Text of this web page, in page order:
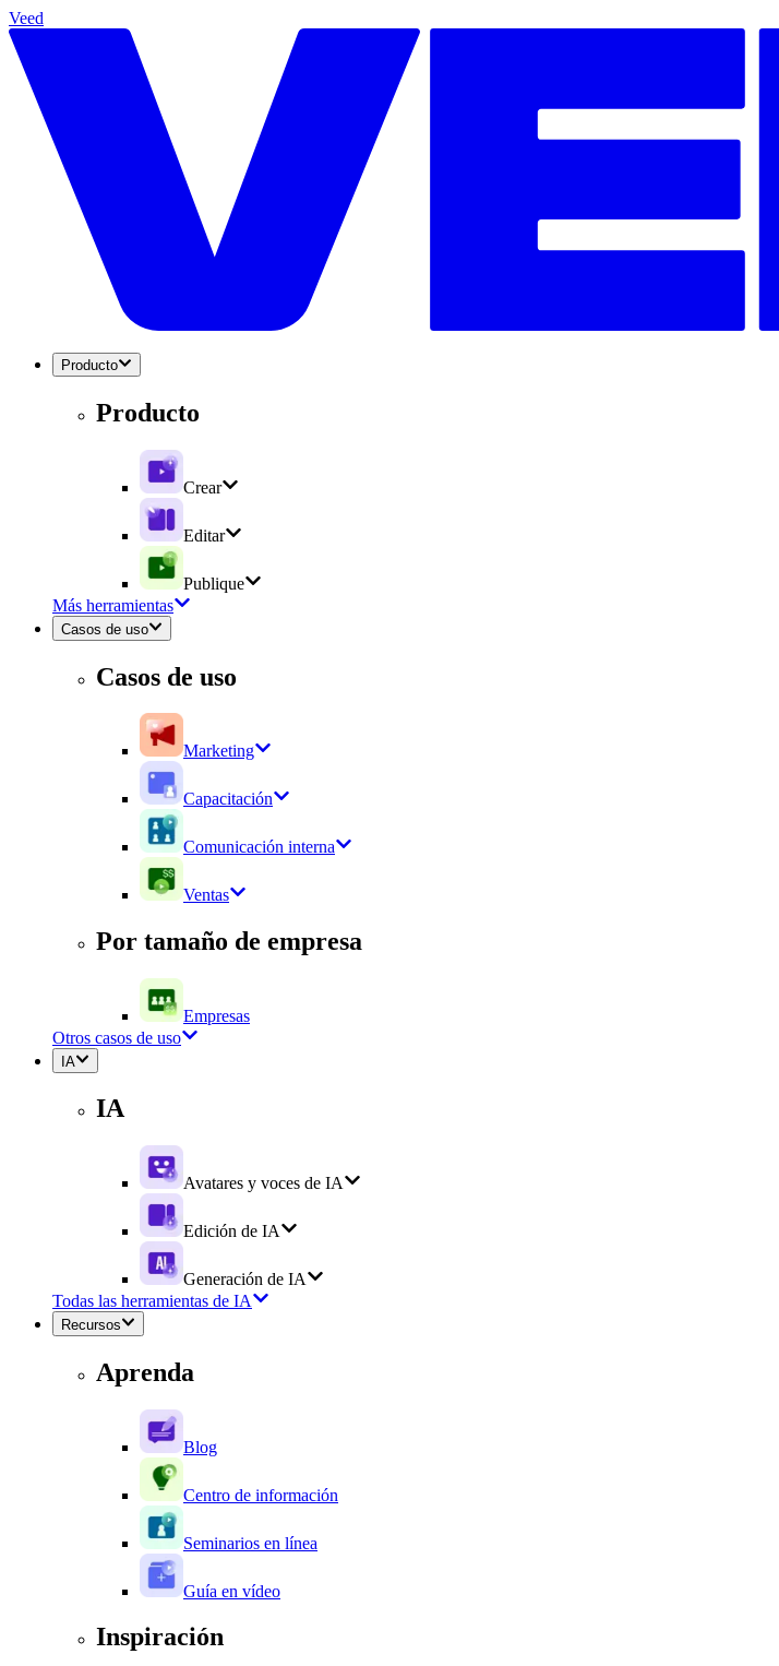
Veed
Producto
Producto
Crear
Editar
Publique
Más herramientas
Casos de uso
Casos de uso
Marketing
Capacitación
Comunicación interna
Ventas
Por tamaño de empresa
Empresas
Otros casos de uso
IA
IA
Avatares y voces de IA
Edición de IA
Generación de IA
Todas las herramientas de IA
Recursos
Aprenda
Blog
Centro de información
Seminarios en línea
Guía en vídeo
Inspiración